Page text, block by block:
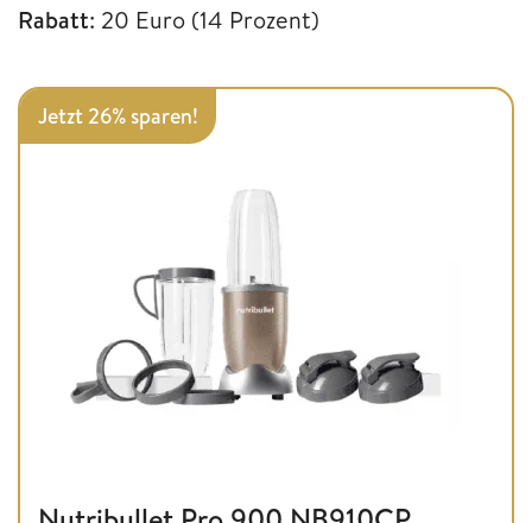
Rabatt: 20 Euro (14 Prozent)
Jetzt 26% sparen!